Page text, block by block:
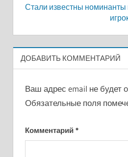
Стали известны номинанты
ДОБАВИТЬ КОММЕНТАРИЙ
Ваш адрес email не будет
Обязательные поля
Комментарий *